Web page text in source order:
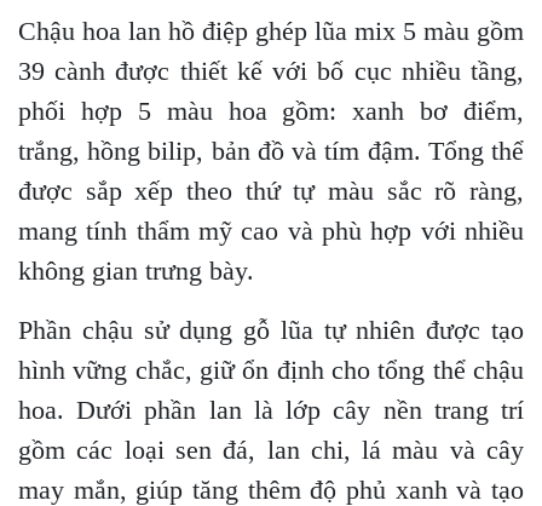
Chậu hoa lan hồ điệp ghép lũa mix 5 màu gồm
39 cành được thiết kế với bố cục nhiều tầng,
phối hợp 5 màu hoa gồm: xanh bơ điểm,
trắng, hồng bilip, bản đồ và tím đậm. Tổng thể
được sắp xếp theo thứ tự màu sắc rõ ràng,
mang tính thẩm mỹ cao và phù hợp với nhiều
không gian trưng bày.
Phần chậu sử dụng gỗ lũa tự nhiên được tạo
hình vững chắc, giữ ổn định cho tổng thể chậu
hoa. Dưới phần lan là lớp cây nền trang trí
gồm các loại sen đá, lan chi, lá màu và cây
may mắn, giúp tăng thêm độ phủ xanh và tạo